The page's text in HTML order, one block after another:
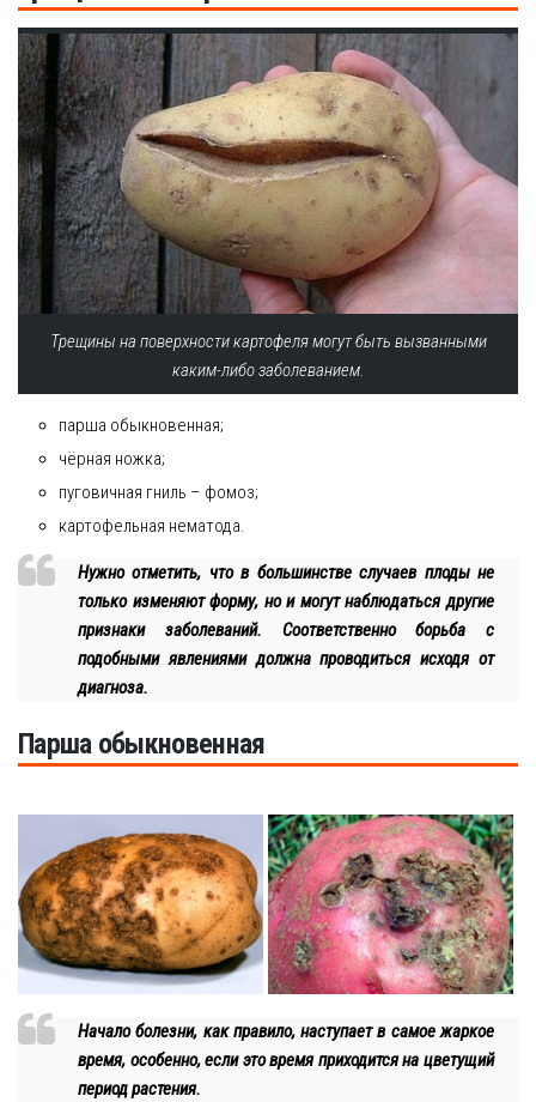
Трещины на поверхности картофеля могут быть вызванными
каким-либо заболеванием.
парша обыкновенная;
чёрная ножка;
пуговичная гниль – фомоз;
картофельная нематода.
Нужно отметить, что в большинстве случаев плоды не
только изменяют форму, но и могут наблюдаться другие
признаки заболеваний. Соответственно борьба с
подобными явлениями должна проводиться исходя от
диагноза.
Парша обыкновенная
Начало болезни, как правило, наступает в самое жаркое
время, особенно, если это время приходится на цветущий
период растения.